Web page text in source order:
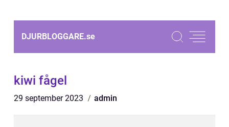
DJURBLOGGARE.se
kiwi fågel
29 september 2023 admin